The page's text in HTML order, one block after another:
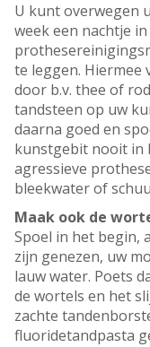
U kunt overwegen
week een nachtje
te leggen.
door b.v. thee of
tandsteen op uw
daarna goed en
kunstgebit nooit in
agressieve
bleekwater of
Maak ook de
Spoel in het begin,
zijn genezen, uw
lauw water. Poets
de wortels en het
zachte
fluoridetandpasta